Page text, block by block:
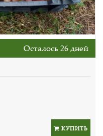
Осталось 26 дней
КУПИТЬ